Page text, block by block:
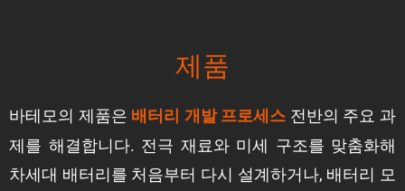
제품
바테모의 제품은 배터리 개발 프로세스 전반의 주요 과
제를 해결합니다. 전극 재료와 미세 구조를 맞춤화해
차세대 배터리를 처음부터 다시 설계하거나, 배터리 모